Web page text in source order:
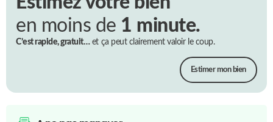
en moins de 1 minute.
C’est rapide, gratuit…et ça peut clairement valoir le coup.
Estimer mon bien